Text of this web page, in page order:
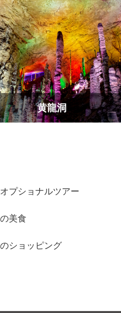
黄龍洞
プショナルツアー
美食
ショッピング